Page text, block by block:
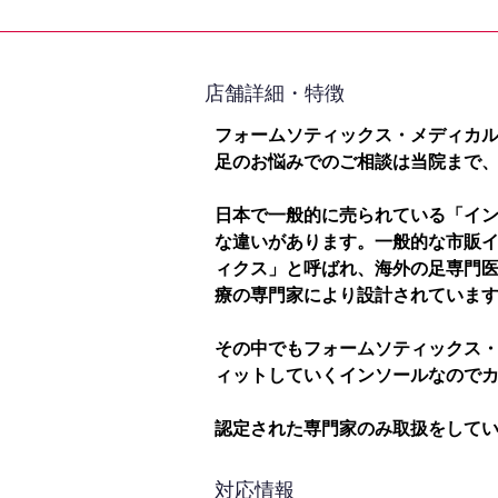
​店舗詳細・特徴
フォームソティックス・メディカ
足のお悩みでのご相談は当院まで
日本で一般的に売られている「イ
な違いがあります。一般的な市販
ィクス」と呼ばれ、海外の足専門
療の専門家により設計されていま
その中でもフォームソティックス
ィットしていくインソールなので
認定された専門家のみ取扱をして
対応情報